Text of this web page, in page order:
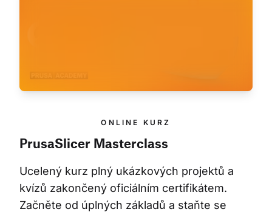
ONLINE KURZ
PrusaSlicer Masterclass
Ucelený kurz plný ukázkových projektů a
kvízů zakončený oficiálním certifikátem.
Začněte od úplných základů a staňte se